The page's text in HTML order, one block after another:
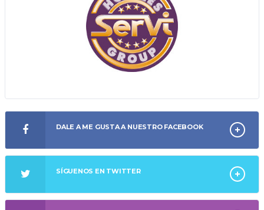
DALE A ME GUSTA A NUESTRO FACEBOOK
SÍGUENOS EN TWITTER